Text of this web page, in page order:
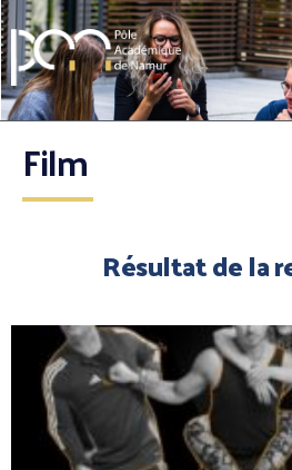
Film
Résultat de la